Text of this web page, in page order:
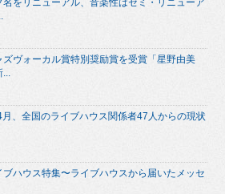
名をリニューアル、音楽性はセミ・リニューア
ズヴォーカル賞特別奨励賞を受賞「星野由美
...
、全国のライブハウス関係者47人からの現状
ブハウス特集〜ライブハウスから届いたメッセ